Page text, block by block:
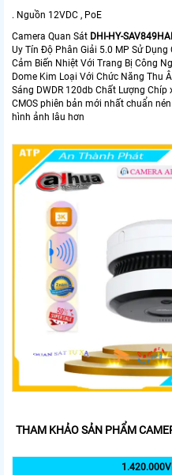
. Nguồn 12VDC , PoE
Camera Quan Sát DHI-HY-
Uy Tín Độ Phân Giải 5.0 MP Sử Dụng
Cảm Biến Nhiệt Với Trang Bị Công
Dome Kim Loại Với Chức Năng Thu
Sáng DWDR 120db Chất Lượng Chíp
CMOS phiên bản mới nhất chuẩn
hình ảnh lâu hơn
THAM KHẢO SẢN PHẨM